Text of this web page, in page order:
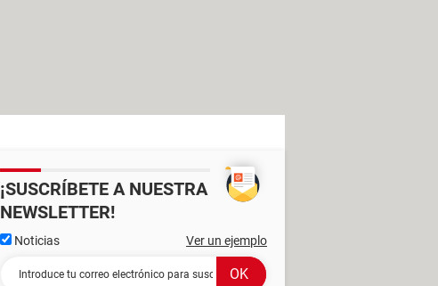
¡SUSCRÍBETE A NUESTRA
NEWSLETTER!
Noticias Ver un ejemplo